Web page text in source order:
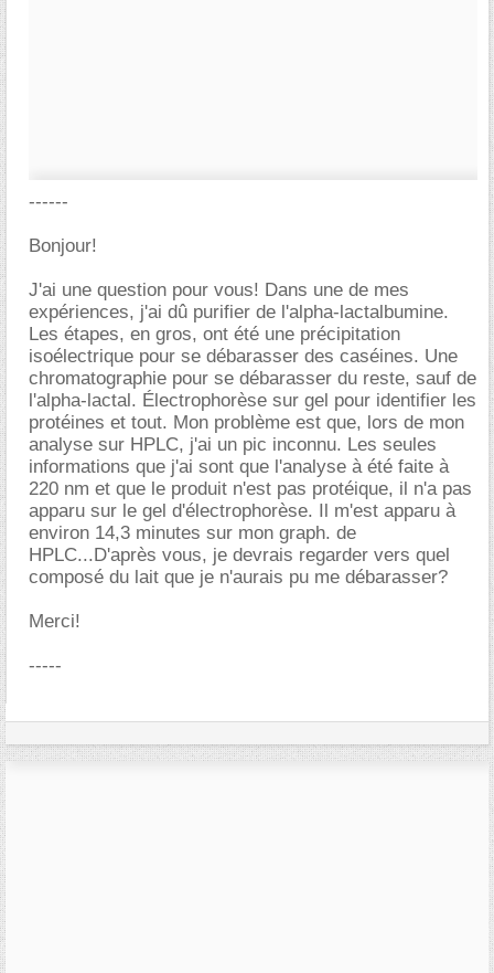
------
Bonjour!
J'ai une question pour vous! Dans une de mes
expériences, j'ai dû purifier de l'alpha-lactalbumine.
Les étapes, en gros, ont été une précipitation
isoélectrique pour se débarasser des caséines. Une
chromatographie pour se débarasser du reste, sauf de
l'alpha-lactal. Électrophorèse sur gel pour identifier les
protéines et tout. Mon problème est que, lors de mon
analyse sur HPLC, j'ai un pic inconnu. Les seules
informations que j'ai sont que l'analyse à été faite à
220 nm et que le produit n'est pas protéique, il n'a pas
apparu sur le gel d'électrophorèse. Il m'est apparu à
environ 14,3 minutes sur mon graph. de
HPLC...D'après vous, je devrais regarder vers quel
composé du lait que je n'aurais pu me débarasser?
Merci!
-----